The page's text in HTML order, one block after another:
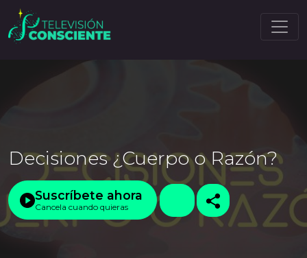
Decisiones ¿Cuerpo o Razón?
Suscríbete ahora
Cancela cuando quieras